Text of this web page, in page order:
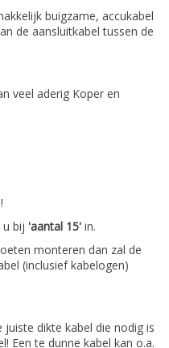
buigzame, accukabel
de aansluitkabel tussen de
veel aderig Koper en
bij 'aantal 15' in.
monteren dan zal de
(inclusief kabelogen)
dikte kabel die nodig is
Een te dunne kabel kan o.a.